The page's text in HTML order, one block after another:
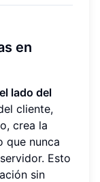
en
lado del
cliente,
crea la
que nunca
Esto
sin